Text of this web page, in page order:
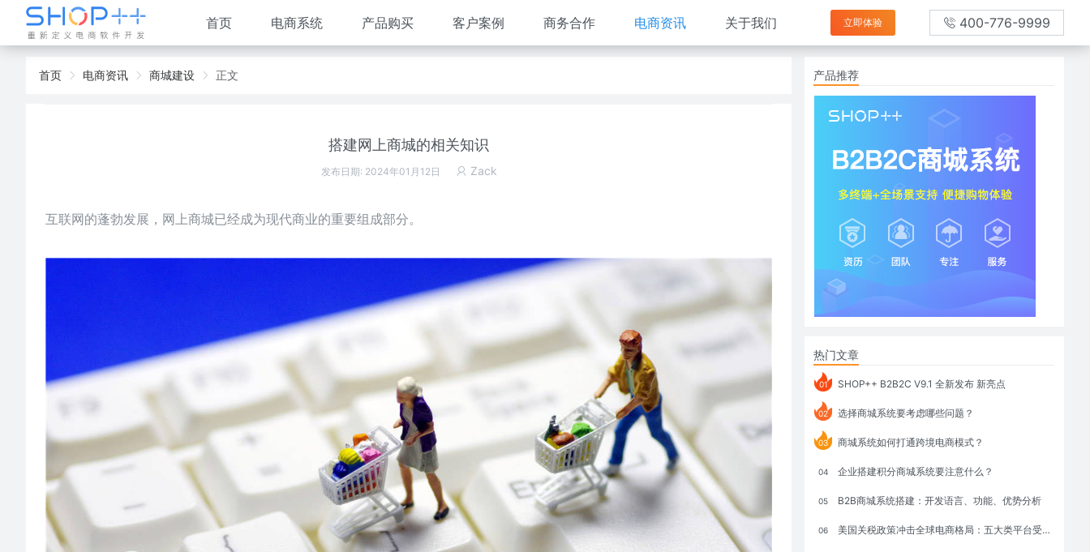
首页 电商系统 产品购买 客户案例 商务合作 电商资讯 关于我们 立即体验 400-776-9999
首页 电商资讯 商城建设 正文
搭建网上商城的相关知识
发布日期: 2024年01月12日 Zack
互联网的蓬勃发展，网上商城已经成为现代商业的重要组成部分。
产品推荐
热门文章
01 SHOP++ B2B2C V9.1 全新发布 新亮点
02 选择商城系统要考虑哪些问题？
03 商城系统如何打通跨境电商模式？
04 企业搭建积分商城系统要注意什么？
05 B2B商城系统搭建：开发语言、功能、优势分析
06 美国关税政策冲击全球电商格局：五大类平台受重创，转型与自救成关键